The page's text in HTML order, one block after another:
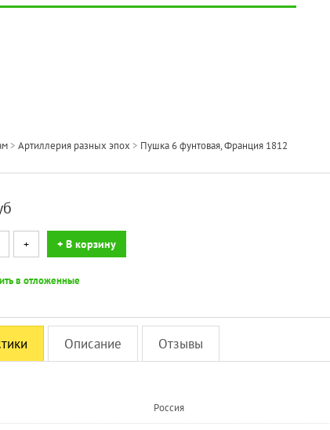
> Артиллерия разных эпох > Пушка 6 фунтовая, Франция 1812
+ + В корзину
в отложенные
Описание Отзывы
Россия